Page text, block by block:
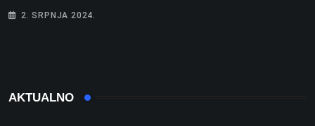
2. SRPNJA 2024.
AKTUALNO